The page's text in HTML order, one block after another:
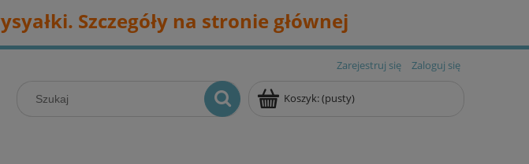
Szczegóły na stronie głównej
Zarejestruj się Zaloguj się
Koszyk:(pusty)